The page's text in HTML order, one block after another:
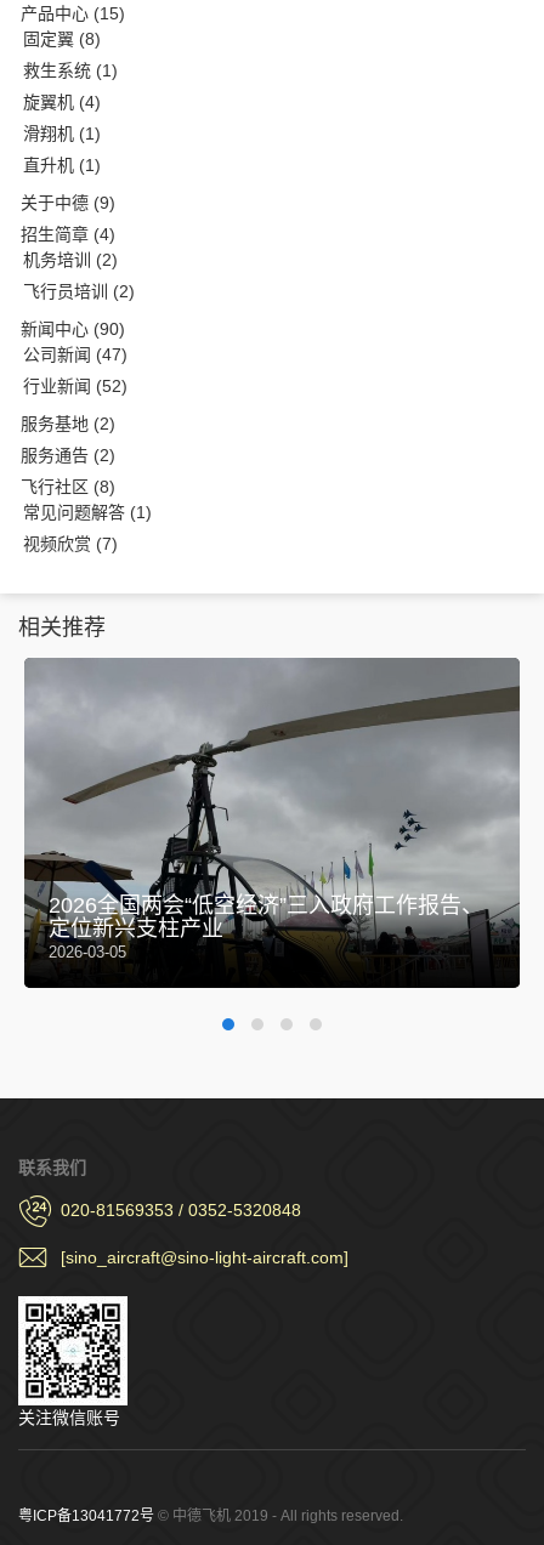
产品中心 (15)
固定翼 (8)
救生系统 (1)
旋翼机 (4)
滑翔机 (1)
直升机 (1)
关于中德 (9)
招生简章 (4)
机务培训 (2)
飞行员培训 (2)
新闻中心 (90)
公司新闻 (47)
行业新闻 (52)
服务基地 (2)
服务通告 (2)
飞行社区 (8)
常见问题解答 (1)
视频欣赏 (7)
相关推荐
2026全国两会“低空经济”三入政府工作报告、
定位新兴支柱产业
2026-03-05
联系我们
020-81569353 / 0352-5320848
[sino_aircraft@sino-light-aircraft.com]
关注微信账号
粤ICP备13041772号 © 中德飞机 2019 - All rights reserved.